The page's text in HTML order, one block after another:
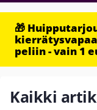
🎁
peliin - vain 1
Kaikki